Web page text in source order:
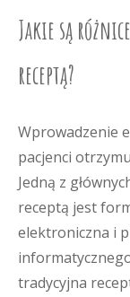
Jakie są
receptą?
Wprowadzenie
pacjenci
Jedną z
receptą jest
elektroniczna i
tradycyjna